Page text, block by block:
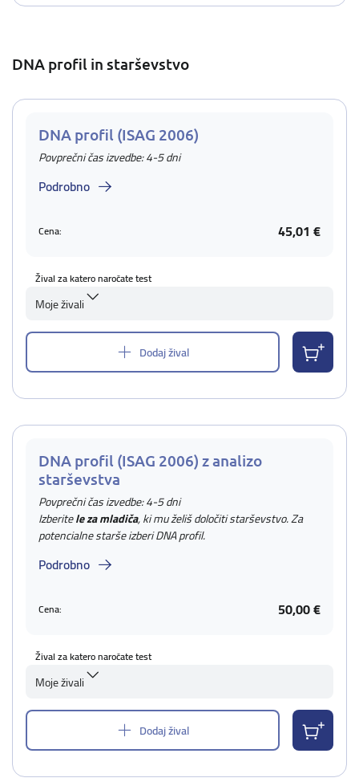
DNA profil in starševstvo
DNA profil (ISAG 2006)
Povprečni čas izvedbe: 4-5 dni
Podrobno
Cena: 45,01 €
Žival za katero naročate test
Moje živali
Dodaj žival
DNA profil (ISAG 2006) z analizo
starševstva
Povprečni čas izvedbe: 4-5 dni
Izberitele za mladiča, ki mu želiš določiti starševstvo. Za
potencialne starše izberi DNA profil.
Podrobno
Cena: 50,00 €
Žival za katero naročate test
Moje živali
Dodaj žival